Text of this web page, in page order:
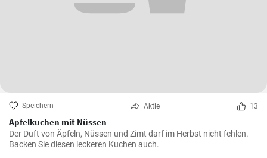
Speichern Aktie 13
Apfelkuchen mit Nüssen
Der Duft von Äpfeln, Nüssen und Zimt darf im Herbst nicht fehlen.
Backen Sie diesen leckeren Kuchen auch.